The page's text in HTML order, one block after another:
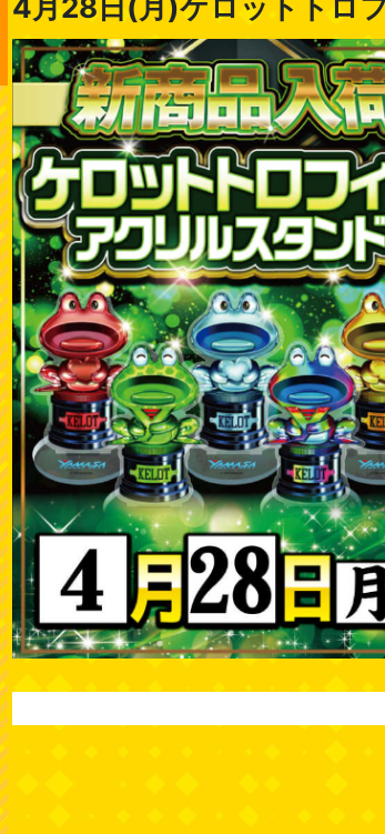
4月28日(月)ケロットトロ